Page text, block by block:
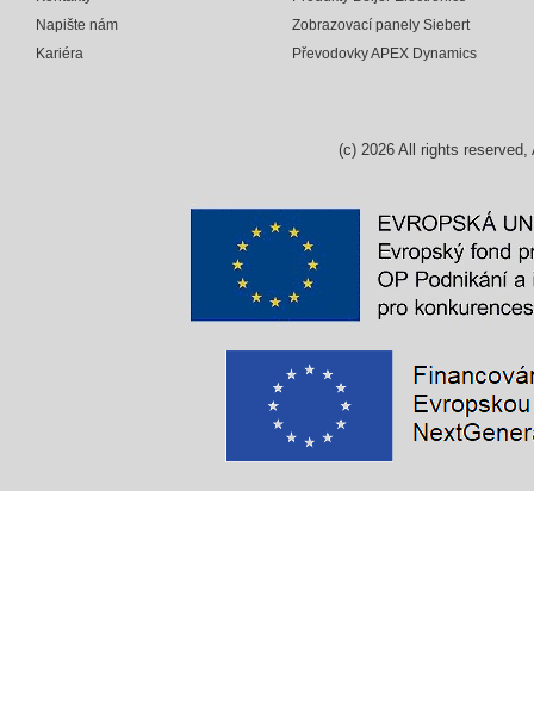
Napište nám
Kariéra
Zobrazovací panely Siebert
Převodovky APEX Dynamics
(c) 2026All rights reserved,